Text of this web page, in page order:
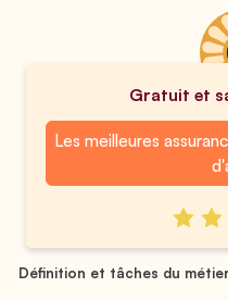
Gratuit et
Les meilleures
Définition et tâches du